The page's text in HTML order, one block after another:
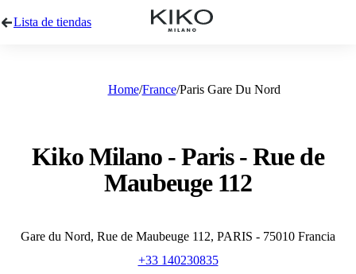
Lista de tiendas
Home France Paris Gare Du Nord
Kiko Milano - Paris - Rue de
Maubeuge 112
Gare du Nord, Rue de Maubeuge 112, PARIS - 75010 Francia
+33 140230835